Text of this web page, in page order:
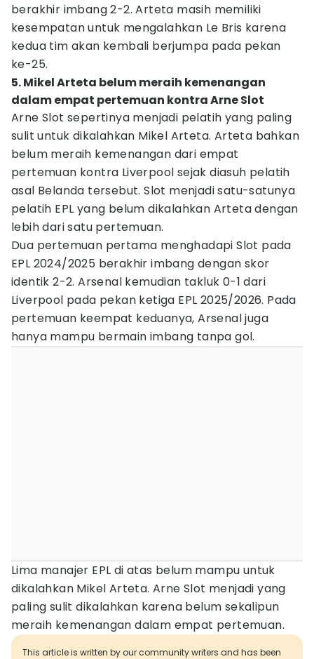
berakhir imbang 2-2. Arteta masih memiliki
kesempatan untuk mengalahkan Le Bris karena
kedua tim akan kembali berjumpa pada pekan
ke-25.
5. Mikel Arteta belum meraih kemenangan
dalam empat pertemuan kontra Arne Slot
Arne Slot sepertinya menjadi pelatih yang paling
sulit untuk dikalahkan Mikel Arteta. Arteta bahkan
belum meraih kemenangan dari empat
pertemuan kontra Liverpool sejak diasuh pelatih
asal Belanda tersebut. Slot menjadi satu-satunya
pelatih EPL yang belum dikalahkan Arteta dengan
lebih dari satu pertemuan.
Dua pertemuan pertama menghadapi Slot pada
EPL 2024/2025 berakhir imbang dengan skor
identik 2-2. Arsenal kemudian takluk 0-1 dari
Liverpool pada pekan ketiga EPL 2025/2026. Pada
pertemuan keempat keduanya, Arsenal juga
hanya mampu bermain imbang tanpa gol.
Lima manajer EPL di atas belum mampu untuk
dikalahkan Mikel Arteta. Arne Slot menjadi yang
paling sulit dikalahkan karena belum sekalipun
meraih kemenangan dalam empat pertemuan.
This article is written by our community writers and has been